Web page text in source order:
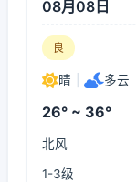
08月08日
良
晴 多云
26° ~ 36°
北风
1-3级